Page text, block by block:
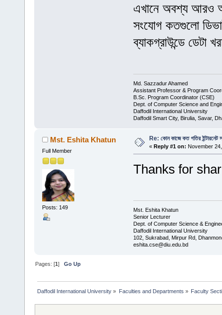
এখানে অবশ্য আরও
সংযোগ কতগুলো
ব্যাকগ্রাউন্ডে ডেটা
Md. Sazzadur Ahamed
Assistant Professor & ​Program
​B.Sc. Program Coordinator (CSE)
Dept. of Computer Science and
Daffodil International University
Daffodil Smart City, Birulia, Savar,
Mst. Eshita Khatun
Full Member
Posts: 149
Re: কোন কাজে কত গতির ইন্টারনেট
« Reply #1 on: November
Thanks for
Mst. Eshita Khatun
Senior Lecturer
Dept. of Computer Science &
Daffodil International University
102, Sukrabad, Mirpur Rd,
eshita.cse@diu.edu.bd
Pages: [1]Go Up
Daffodil International University » Faculties and Departments » Faculty